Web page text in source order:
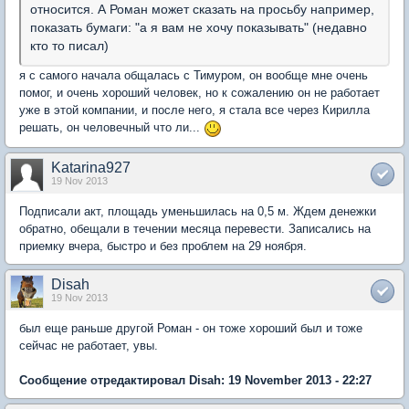
относится. А Роман может сказать на просьбу например,
показать бумаги: "а я вам не хочу показывать" (недавно
кто то писал)
я с самого начала общалась с Тимуром, он вообще мне очень
помог, и очень хороший человек, но к сожалению он не работает
уже в этой компании, и после него, я стала все через Кирилла
решать, он человечный что ли...
Katarina927
19 Nov 2013
Подписали акт, площадь уменьшилась на 0,5 м. Ждем денежки
обратно, обещали в течении месяца перевести. Записались на
приемку вчера, быстро и без проблем на 29 ноября.
Disah
19 Nov 2013
был еще раньше другой Роман - он тоже хороший был и тоже
сейчас не работает, увы.
Сообщение отредактировал Disah: 19 November 2013 - 22:27